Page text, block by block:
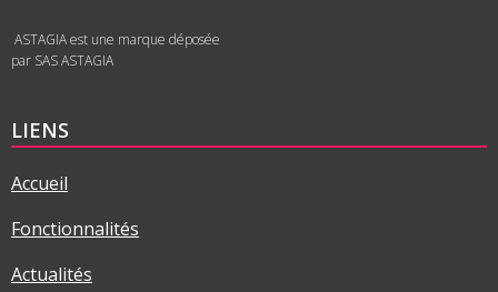
ASTAGIA est une marque déposée
par SAS ASTAGIA
LIENS
Accueil
Fonctionnalités
Actualités